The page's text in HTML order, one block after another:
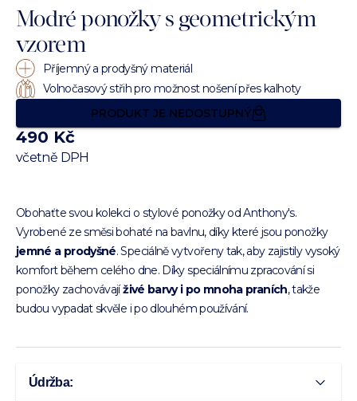
Modré ponožky s geometrickým
vzorem
Příjemný a prodyšný materiál
Volnočasový střih pro možnost nošení přes kalhoty
PRODUKT JE NEDOSTUPNÝ
490 Kč
včetně DPH
Obohaťte svou kolekci o stylové ponožky od Anthony's.
Vyrobené ze směsi bohaté na bavlnu, díky které jsou ponožky
jemné a prodyšné. Speciálně vytvořeny tak, aby zajistily vysoký
komfort během celého dne. Díky speciálnímu zpracování si
ponožky zachovávajíživé barvy i po mnoha praních, takže
budou vypadat skvěle i po dlouhém používání.
Údržba: